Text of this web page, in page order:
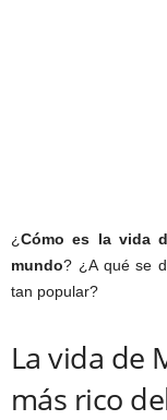
¿Cómo es la vida
mundo? ¿A qué se
tan popular?
La vida de
más rico